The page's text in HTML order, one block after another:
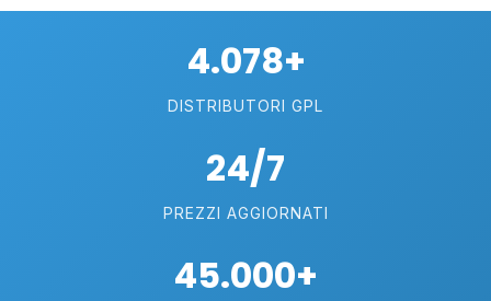
4.078+
DISTRIBUTORI GPL
24/7
PREZZI AGGIORNATI
45.000+